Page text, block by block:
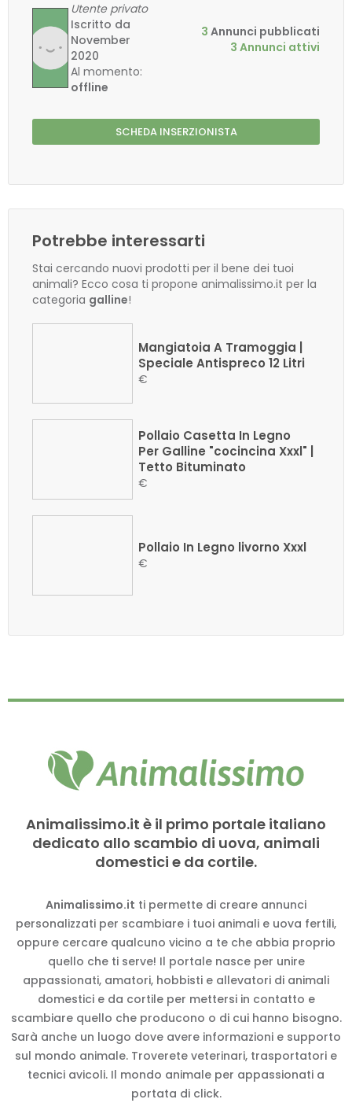
Utente privato
Iscritto da
November
2020
Al momento:
offline
3 Annunci pubblicati
3 Annunci attivi
SCHEDA INSERZIONISTA
Potrebbe interessarti
Stai cercando nuovi prodotti per il bene dei tuoi
animali? Ecco cosa ti propone animalissimo.it per la
categoria galline!
Mangiatoia A Tramoggia |
Speciale Antispreco 12 Litri
€
Pollaio Casetta In Legno
Per Galline "cocincina Xxxl" |
Tetto Bituminato
€
Pollaio In Legno livorno Xxxl
€
Animalissimo.it è il primo portale italiano
dedicato allo scambio di uova, animali
domestici e da cortile.
Animalissimo.it ti permette di creare annunci
personalizzati per scambiare i tuoi animali e uova fertili,
oppure cercare qualcuno vicino a te che abbia proprio
quello che ti serve! Il portale nasce per unire
appassionati, amatori, hobbisti e allevatori di animali
domestici e da cortile per mettersi in contatto e
scambiare quello che producono o di cui hanno bisogno.
Sarà anche un luogo dove avere informazioni e supporto
sul mondo animale. Troverete veterinari, trasportatori e
tecnici avicoli. Il mondo animale per appassionati a
portata di click.